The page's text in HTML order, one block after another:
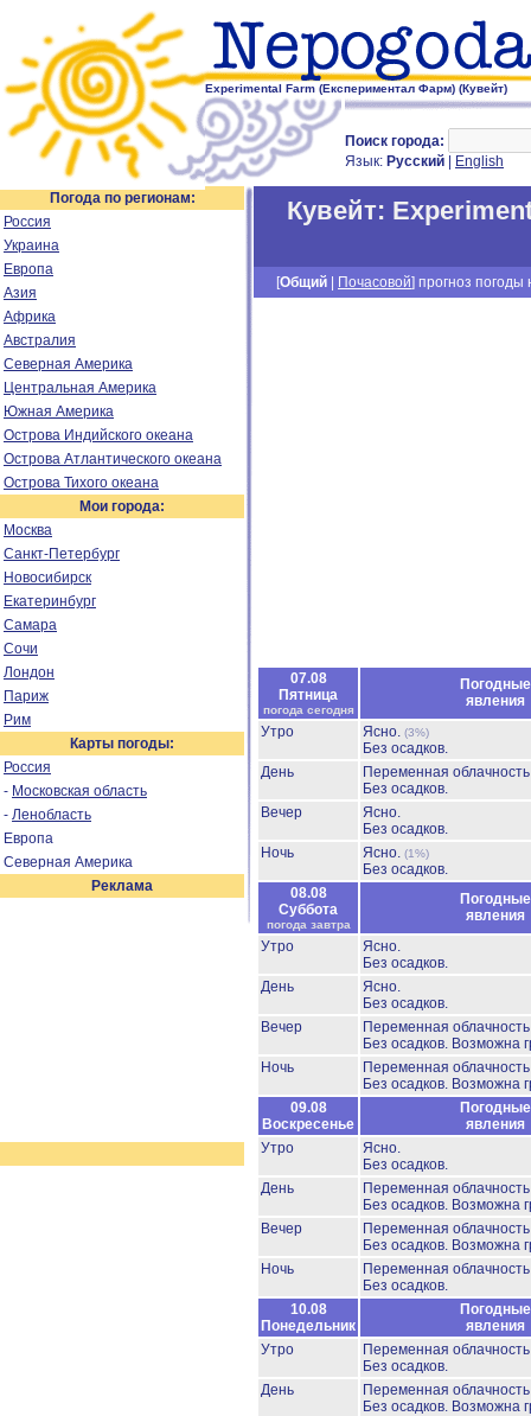
Experimental Farm (Експериментал Фарм) (Кувейт)
Поиск города:
Язык: Русский English
Погода по регионам:
Россия
Украина
Европа
Азия
Африка
Австралия
Северная Америка
Центральная Америка
Южная Америка
Острова Индийского океана
Острова Атлантического океана
Острова Тихого океана
Мои города:
Москва
Санкт-Петербург
Новосибирск
Екатеринбург
Самара
Сочи
Лондон
Париж
Рим
Карты погоды:
Россия
- Московская область
- Ленобласть
Европа
Северная Америка
Реклама
Кувейт:
[Общий Почасовой] прогноз погоды
07.08
Пятница
погода сегодня
Погодные
явления
Утро
Ясно. (3%)
Без осадков.
День
Переменная
Без осадков.
Вечер
Ясно.
Без осадков.
Ночь
Ясно. (1%)
Без осадков.
08.08
Суббота
погода завтра
Погодные
явления
Утро
Ясно.
Без осадков.
День
Ясно.
Без осадков.
Вечер
Переменная облачность
Без осадков. Возможна
Ночь
Переменная облачность
Без осадков. Возможна
09.08
Воскресенье
Погодные
явления
Утро
Ясно.
Без осадков.
День
Переменная облачность
Без осадков. Возможна
Вечер
Переменная
Без осадков. Возможна
Ночь
Переменная
Без осадков.
10.08
Понедельник
Погодные
явления
Утро
Переменная
Без осадков.
День
Переменная
Без осадков. Возможна